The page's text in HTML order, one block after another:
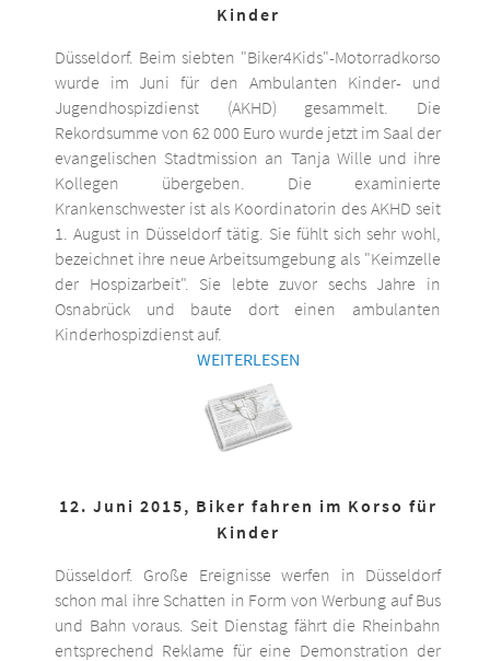
Kinder
Düsseldorf. Beim siebten "Biker4Kids"-Motorradkorso
wurde im Juni für den Ambulanten Kinder- und
Jugendhospizdienst (AKHD) gesammelt. Die
Rekordsumme von 62 000 Euro wurde jetzt im Saal der
evangelischen Stadtmission an Tanja Wille und ihre
Kollegen übergeben. Die examinierte
Krankenschwester ist als Koordinatorin des AKHD seit
1. August in Düsseldorf tätig. Sie fühlt sich sehr wohl,
bezeichnet ihre neue Arbeitsumgebung als "Keimzelle
der Hospizarbeit". Sie lebte zuvor sechs Jahre in
Osnabrück und baute dort einen ambulanten
Kinderhospizdienst auf.
WEITERLESEN
12. Juni 2015, Biker fahren im Korso für
Kinder
Düsseldorf. Große Ereignisse werfen in Düsseldorf
schon mal ihre Schatten in Form von Werbung auf Bus
und Bahn voraus. Seit Dienstag fährt die Rheinbahn
entsprechend Reklame für eine Demonstration der